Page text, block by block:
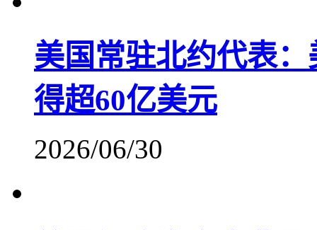
美国常驻北约代表
得超60亿美元
2026/06/30